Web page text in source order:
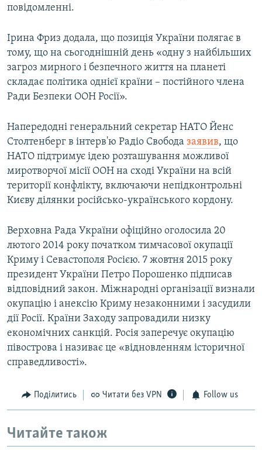
повідомленні.
Ірина Фриз додала, що позиція України полягає в
тому, що на сьогоднішній день «одну з найбільших
загроз мирного і безпечного життя на планеті
складає політика однієї країни – постійного члена
Ради Безпеки ООН Росії».
Напередодні генеральний секретар НАТО Йенс
Столтенберг в інтерв'ю Радіо Свобода заявив, що
НАТО підтримує ідею розташування можливої
миротворчої місії ООН на сході України на всій
території конфлікту, включаючи непідконтрольні
Києву ділянки російсько-українського кордону.
Верховна Рада України офіційно оголосила 20
лютого 2014 року початком тимчасової окупації
Криму і Севастополя Росією. 7 жовтня 2015 року
президент України Петро Порошенко підписав
відповідний закон. Міжнародні організації визнали
окупацію і анексію Криму незаконними і засудили
дії Росії. Країни Заходу запровадили низку
економічних санкцій. Росія заперечує окупацію
півострова і називає це «відновленням історичної
справедливості».
Поділитись Читати без VPN Follow us
Читайте також